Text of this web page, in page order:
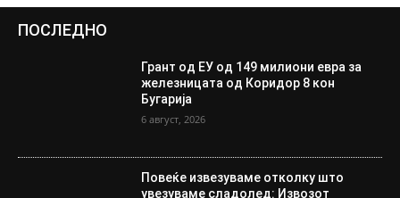
ПОСЛЕДНО
Грант од ЕУ од 149 милиони евра за
железницата од Коридор 8 кон
Бугарија
6 август, 2026
Повеќе извезуваме отколку што
увезуваме сладолед: Извозот